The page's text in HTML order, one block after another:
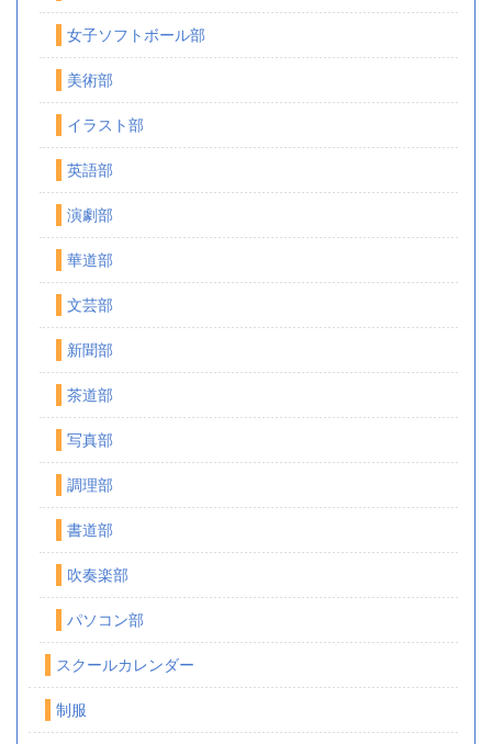
女子ソフトボール部
美術部
イラスト部
英語部
演劇部
華道部
文芸部
新聞部
茶道部
写真部
調理部
書道部
吹奏楽部
パソコン部
スクールカレンダー
制服